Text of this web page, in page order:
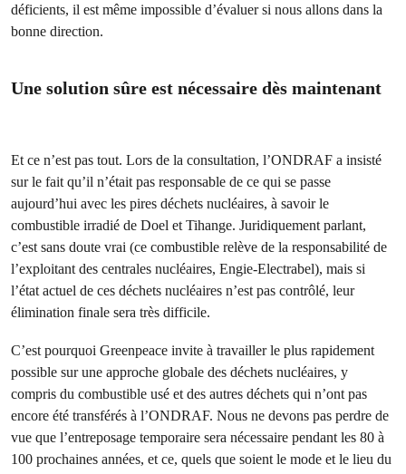
déficients, il est même impossible d’évaluer si nous allons dans la
bonne direction.
Une solution sûre est nécessaire dès maintenant
Et ce n’est pas tout. Lors de la consultation, l’ONDRAF a insisté
sur le fait qu’il n’était pas responsable de ce qui se passe
aujourd’hui avec les pires déchets nucléaires, à savoir le
combustible irradié de Doel et Tihange. Juridiquement parlant,
c’est sans doute vrai (ce combustible relève de la responsabilité de
l’exploitant des centrales nucléaires, Engie-Electrabel), mais si
l’état actuel de ces déchets nucléaires n’est pas contrôlé, leur
élimination finale sera très difficile.
C’est pourquoi Greenpeace invite à travailler le plus rapidement
possible sur une approche globale des déchets nucléaires, y
compris du combustible usé et des autres déchets qui n’ont pas
encore été transférés à l’ONDRAF. Nous ne devons pas perdre de
vue que l’entreposage temporaire sera nécessaire pendant les 80 à
100 prochaines années, et ce, quels que soient le mode et le lieu du